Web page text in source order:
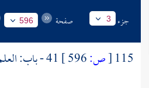
جزء 3 صفحة 596
115
[ص:
41 - باب: العلم والعظة بالليل